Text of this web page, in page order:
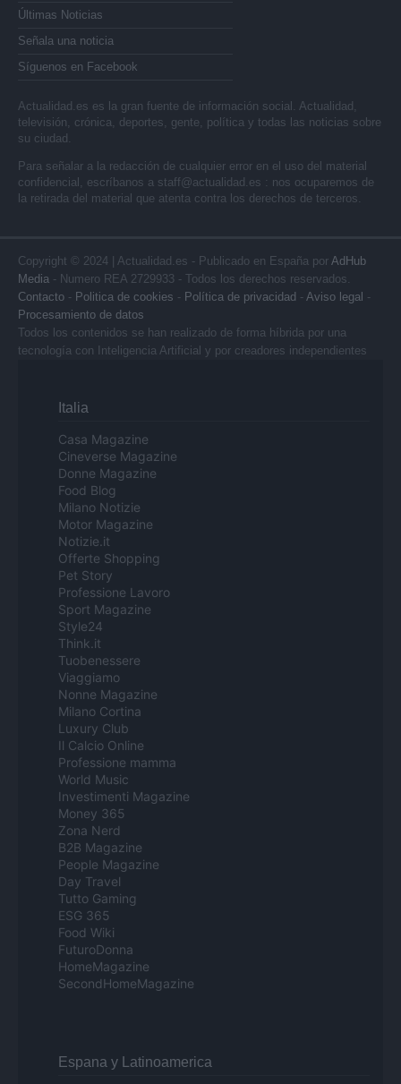
Últimas Noticias
Señala una noticia
Síguenos en Facebook
Actualidad.es es la gran fuente de información social. Actualidad,
televisión, crónica, deportes, gente, política y todas las noticias sobre
su ciudad.
Para señalar a la redacción de cualquier error en el uso del material
confidencial, escríbanos a staff@actualidad.es : nos ocuparemos de
la retirada del material que atenta contra los derechos de terceros.
Copyright © 2024 | Actualidad.es - Publicado en España por AdHub
Media - Numero REA 2729933 - Todos los derechos reservados.
Contacto - Politica de cookies - Política de privacidad - Aviso legal -
Procesamiento de datos
Todos los contenidos se han realizado de forma híbrida por una
tecnología con Inteligencia Artificial y por creadores independientes
Italia
Casa Magazine
Cineverse Magazine
Donne Magazine
Food Blog
Milano Notizie
Motor Magazine
Notizie.it
Offerte Shopping
Pet Story
Professione Lavoro
Sport Magazine
Style24
Think.it
Tuobenessere
Viaggiamo
Nonne Magazine
Milano Cortina
Luxury Club
Il Calcio Online
Professione mamma
World Music
Investimenti Magazine
Money 365
Zona Nerd
B2B Magazine
People Magazine
Day Travel
Tutto Gaming
ESG 365
Food Wiki
FuturoDonna
HomeMagazine
SecondHomeMagazine
Espana y Latinoamerica